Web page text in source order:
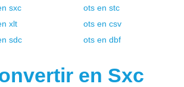
sxc ots en stc
xlt ots en csv
sdc ots en dbf
en Sxc